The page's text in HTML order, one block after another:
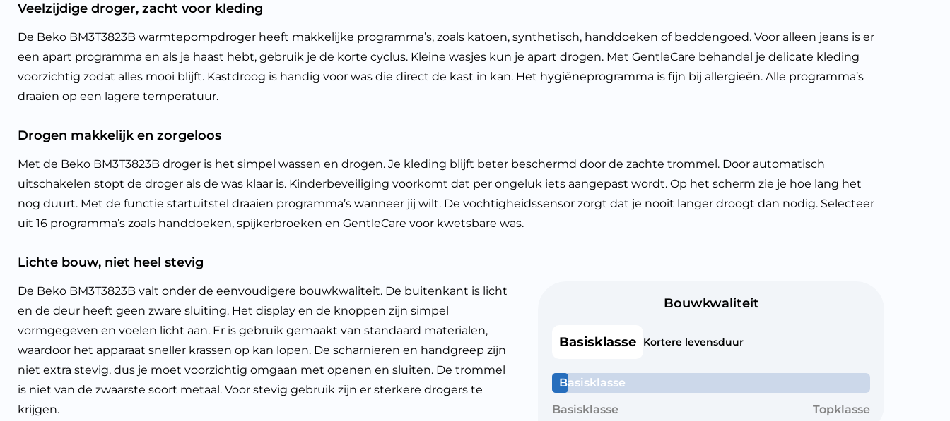
Veelzijdige droger, zacht voor kleding
De Beko BM3T3823B warmtepompdroger heeft makkelijke programma’s, zoals katoen, synthetisch, handdoeken of beddengoed. Voor alleen jeans is er
een apart programma en als je haast hebt, gebruik je de korte cyclus. Kleine wasjes kun je apart drogen. Met GentleCare behandel je delicate kleding
voorzichtig zodat alles mooi blijft. Kastdroog is handig voor was die direct de kast in kan. Het hygiëneprogramma is fijn bij allergieën. Alle programma’s
draaien op een lagere temperatuur.
Drogen makkelijk en zorgeloos
Met de Beko BM3T3823B droger is het simpel wassen en drogen. Je kleding blijft beter beschermd door de zachte trommel. Door automatisch
uitschakelen stopt de droger als de was klaar is. Kinderbeveiliging voorkomt dat per ongeluk iets aangepast wordt. Op het scherm zie je hoe lang het
nog duurt. Met de functie startuitstel draaien programma’s wanneer jij wilt. De vochtigheidssensor zorgt dat je nooit langer droogt dan nodig. Selecteer
uit 16 programma’s zoals handdoeken, spijkerbroeken en GentleCare voor kwetsbare was.
Lichte bouw, niet heel stevig
De Beko BM3T3823B valt onder de eenvoudigere bouwkwaliteit. De buitenkant is licht
en de deur heeft geen zware sluiting. Het display en de knoppen zijn simpel
vormgegeven en voelen licht aan. Er is gebruik gemaakt van standaard materialen,
waardoor het apparaat sneller krassen op kan lopen. De scharnieren en handgreep zijn
niet extra stevig, dus je moet voorzichtig omgaan met openen en sluiten. De trommel
is niet van de zwaarste soort metaal. Voor stevig gebruik zijn er sterkere drogers te
krijgen.
Bouwkwaliteit
Basisklasse Kortere levensduur
Basisklasse
Basisklasse
Topklasse